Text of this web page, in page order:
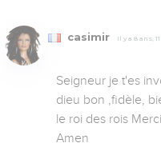
casimir Il y a 8 ans,
Seigneur je t'es
dieu bon ,fidèle,
le roi des rois
Amen